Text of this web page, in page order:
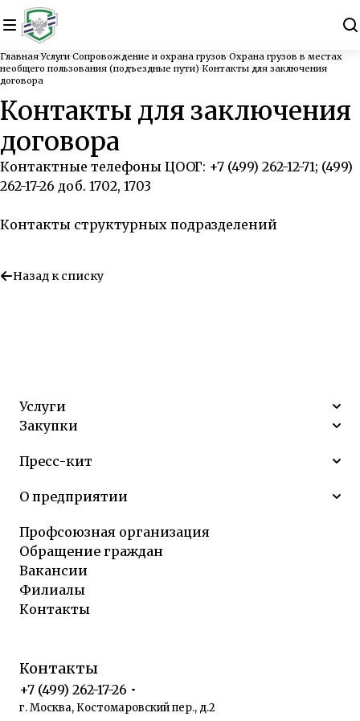
Главная Услуги Сопровождение и охрана грузов Охрана грузов в местах
необщего пользования (подъездные пути) Контакты для заключения
договора
Контакты для заключения
договора
Контактные телефоны ЦООГ: +7 (499) 262-12-71; (499)
262-17-26 доб. 1702, 1703
Контакты структурных подразделений
Назад к списку
Услуги
Закупки
Пресс-кит
О предприятии
Профсоюзная организация
Обращение граждан
Вакансии
Филиалы
Контакты
Контакты
+7 (499) 262-17-26
г. Москва, Костомаровский пер., д.2